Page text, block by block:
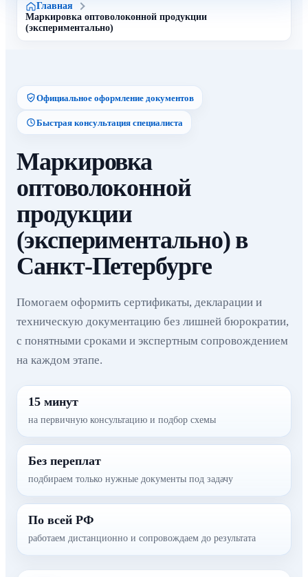
Главная
Маркировка оптоволоконной продукции
(экспериментально)
Официальное оформление документов
Быстрая консультация специалиста
Маркировка
оптоволоконной
продукции
(экспериментально) в
Санкт-Петербурге
Помогаем оформить сертификаты, декларации и
техническую документацию без лишней бюрократии,
с понятными сроками и экспертным сопровождением
на каждом этапе.
15 минут
на первичную консультацию и подбор схемы
Без переплат
подбираем только нужные документы под задачу
По всей РФ
работаем дистанционно и сопровождаем до результата